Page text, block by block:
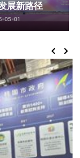
展新路径
05-01
田镇以更新改造